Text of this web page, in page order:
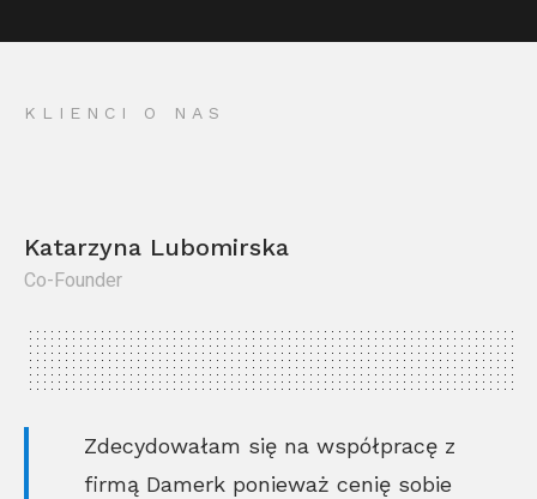
KLIENCI O NAS
Katarzyna Lubomirska
Co-Founder
Zdecydowałam się na współpracę z
firmą Damerk ponieważ cenię sobie